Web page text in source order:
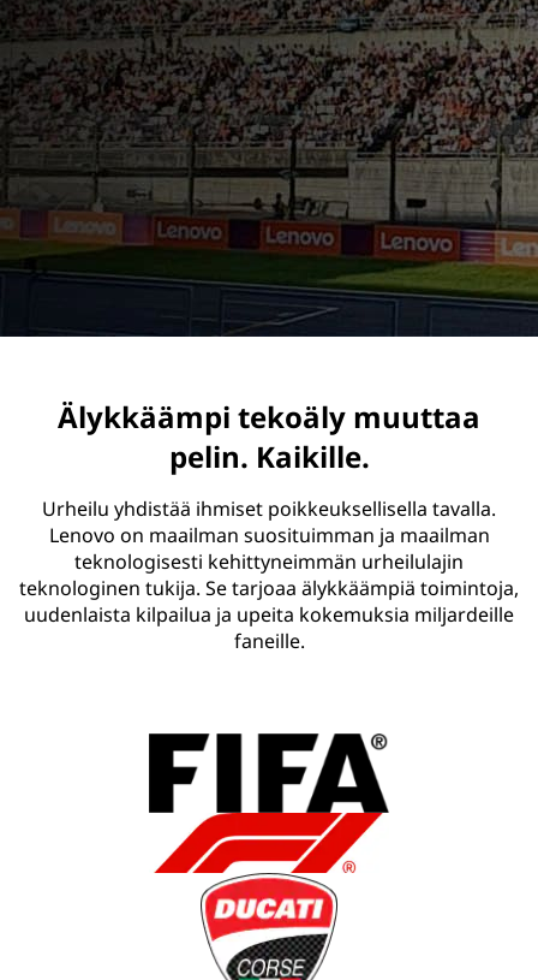
s
Älykkäämpi tekoäly muuttaa
pelin. Kaikille.
Urheilu yhdistää ihmiset poikkeuksellisella tavalla.
Lenovo on maailman suosituimman ja maailman
teknologisesti kehittyneimmän urheilulajin
teknologinen tukija. Se tarjoaa älykkäämpiä toimintoja,
uudenlaista kilpailua ja upeita kokemuksia miljardeille
faneille.